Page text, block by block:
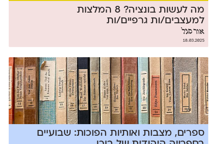
מה לעשות בונציה? 8 המלצות
למעצבים/ות גרפיים/ות
אור סגל
18.03.2025
ספרים, מצבות ואותיות הפוכות: שבועיים